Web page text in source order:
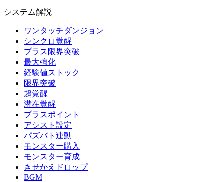
システム解説
ワンタッチダンジョン
シンクロ覚醒
プラス限界突破
最大強化
経験値ストック
限界突破
超覚醒
潜在覚醒
プラスポイント
アシスト設定
パズバト連動
モンスター購入
モンスター育成
きせかえドロップ
BGM